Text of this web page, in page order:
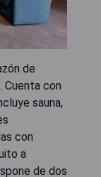
de
Cuenta con
sauna,
con
a
de dos